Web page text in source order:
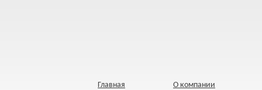
Главная О компании